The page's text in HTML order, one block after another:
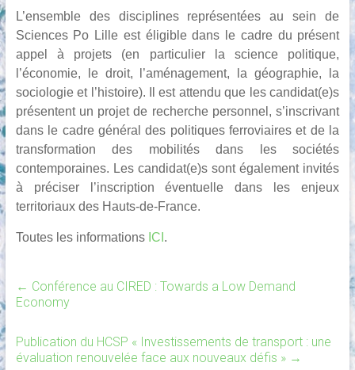
L’ensemble des disciplines représentées au sein de
Sciences Po Lille est éligible dans le cadre du présent
appel à projets (en particulier la science politique,
l’économie, le droit, l’aménagement, la géographie, la
sociologie et l’histoire). Il est attendu que les candidat(e)s
présentent un projet de recherche personnel, s’inscrivant
dans le cadre général des politiques ferroviaires et de la
transformation des mobilités dans les sociétés
contemporaines. Les candidat(e)s sont également invités
à préciser l’inscription éventuelle dans les enjeux
territoriaux des Hauts-de-France.
Toutes les informations ICI .
← Conférence au CIRED : Towards a Low Demand
Economy
Publication du HCSP « Investissements de transport : une
évaluation renouvelée face aux nouveaux défis » →